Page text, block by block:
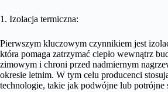
1. Izolacja termiczna:
Pierwszym kluczowym czynnikiem jest
która pomaga zatrzymać ciepło wewnątrz
zimowym i chroni przed nadmiernym
okresie letnim. W tym celu producenci
technologie, takie jak podwójne lub potrójne